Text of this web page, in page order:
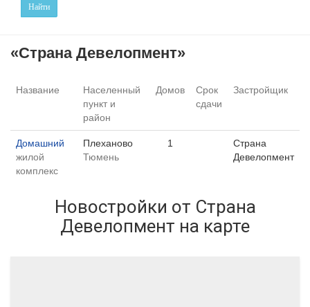
Найти
«Страна Девелопмент»
Название
Населенный
пункт и
район
Домов
Срок
сдачи
Застройщик
Домашний
жилой
комплекс
Плеханово
Тюмень
1
Страна
Девелопмент
Новостройки от Страна
Девелопмент на карте